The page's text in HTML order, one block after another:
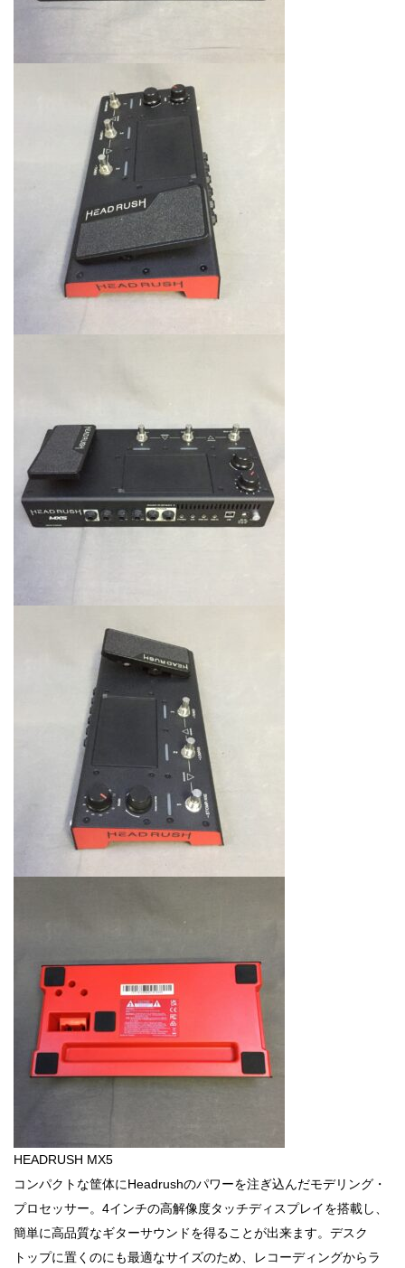
HEADRUSH MX5
コンパクトな筐体にHeadrushのパワーを注ぎ込んだモデリング・
プロセッサー。4インチの高解像度タッチディスプレイを搭載し、
簡単に高品質なギターサウンドを得ることが出来ます。デスク
トップに置くのにも最適なサイズのため、レコーディングからラ